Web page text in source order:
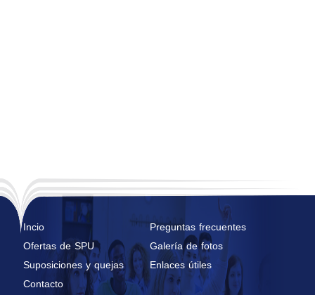
Incio
Preguntas frecuentes
Ofertas de SPU
Galería de fotos
Suposiciones y quejas
Enlaces útiles
Contacto